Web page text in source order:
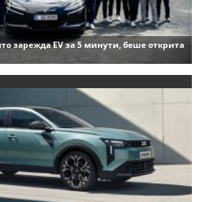
зарежда EV за 5 минути, беше открита